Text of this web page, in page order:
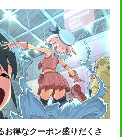
お得なクーポン盛りだくさ